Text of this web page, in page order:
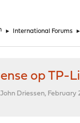
► International Forums ►
op TP-
Driessen, February